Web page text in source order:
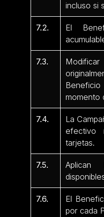
incluso si
7.2.
El
7.3.
momento
7.4.
La
efectivo
tarjetas.
7.5.
Aplican
7.6.
El
por cada